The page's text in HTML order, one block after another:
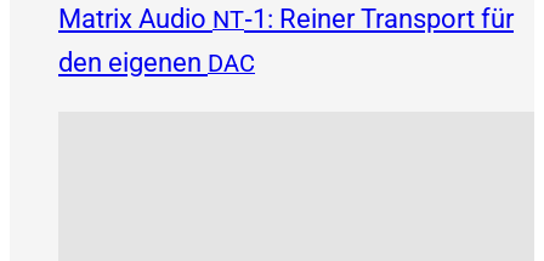
Matrix Audio NT‑1: Reiner Transport für
den eigenen DAC